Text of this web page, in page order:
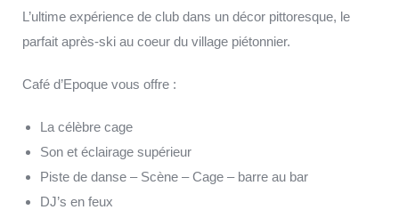
L’ultime expérience de club dans un décor pittoresque, le
parfait après-ski au coeur du village piétonnier.
Café d’Epoque vous offre :
La célèbre cage
Son et éclairage supérieur
Piste de danse – Scène – Cage – barre au bar
DJ’s en feux